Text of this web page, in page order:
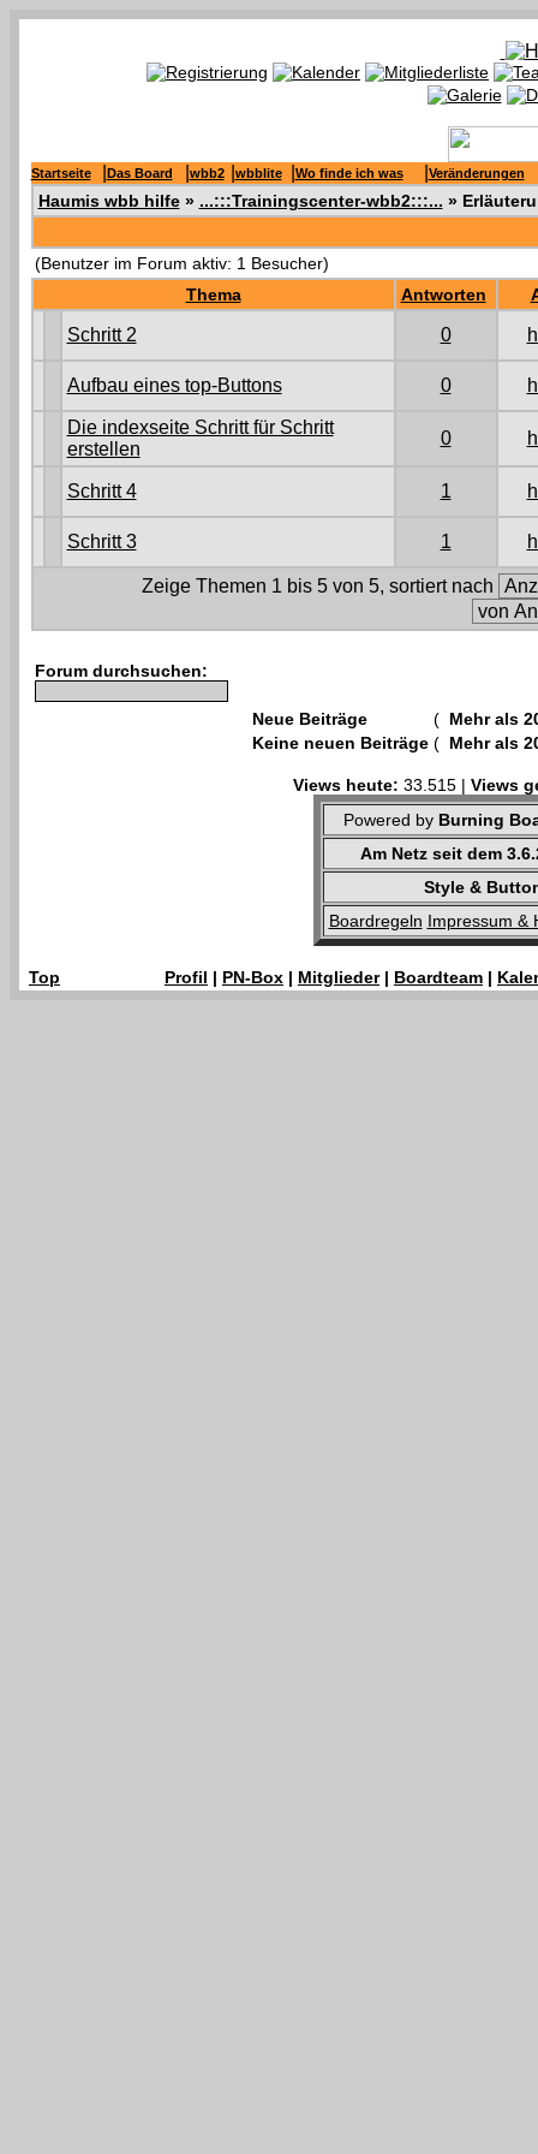
Startseite Das Board wbb2 wbblite Wo finde ich was Veränderungen
Haumis wbb hilfe» ...:::Trainingscenter-wbb2:::... »
(Benutzer im Forum aktiv: 1 Besucher)
Thema
Antworten
Schritt 2 0
Aufbau eines top-Buttons 0
Die indexseite Schritt für Schritt
erstellen
0
Schritt 4 1
Schritt 3 1
Zeige Themen 1 bis 5 von 5, sortiert nach
Forum durchsuchen:
Neue Beiträge ( Mehr als
Keine neuen Beiträge ( Mehr als
Views heute: 33.515 | Views
Powered by Burning
Am Netz seit dem
Style &
Boardregeln Impressum &
Top Profil | PN-Box | Mitglieder| Boardteam |